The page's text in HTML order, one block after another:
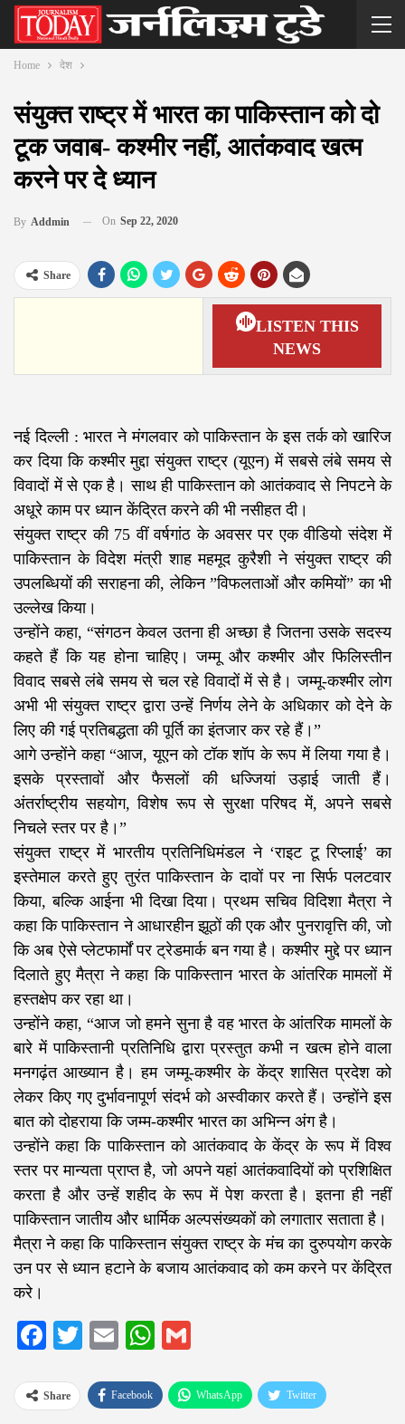
Home देश
संयुक्त राष्ट्र में भारत का पाकिस्तान को दो
टूक जवाब- कश्मीर नहीं, आतंकवाद खत्म
करने पर दे ध्यान
By Addmin On Sep 22, 2020
Share
LISTEN THIS
NEWS
नई दिल्ली : भारत ने मंगलवार को पाकिस्तान के इस तर्क को खारिज
कर दिया कि कश्मीर मुद्दा संयुक्त राष्ट्र (यूएन) में सबसे लंबे समय से
विवादों में से एक है। साथ ही पाकिस्तान को आतंकवाद से निपटने के
अधूरे काम पर ध्यान केंद्रित करने की भी नसीहत दी।
संयुक्त राष्ट्र की 75 वीं वर्षगांठ के अवसर पर एक वीडियो संदेश में
पाकिस्तान के विदेश मंत्री शाह महमूद कुरैशी ने संयुक्त राष्ट्र की
उपलब्धियों की सराहना की, लेकिन ”विफलताओं और कमियों” का भी
उल्लेख किया।
उन्होंने कहा, “संगठन केवल उतना ही अच्छा है जितना उसके सदस्य
कहते हैं कि यह होना चाहिए। जम्मू और कश्मीर और फिलिस्तीन
विवाद सबसे लंबे समय से चल रहे विवादों में से है। जम्मू-कश्मीर लोग
अभी भी संयुक्त राष्ट्र द्वारा उन्हें निर्णय लेने के अधिकार को देने के
लिए की गई प्रतिबद्धता की पूर्ति का इंतजार कर रहे हैं।”
आगे उन्होंने कहा “आज, यूएन को टॉक शॉप के रूप में लिया गया है।
इसके प्रस्तावों और फैसलों की धज्जियां उड़ाई जाती हैं।
अंतर्राष्ट्रीय सहयोग, विशेष रूप से सुरक्षा परिषद में, अपने सबसे
निचले स्तर पर है।”
संयुक्त राष्ट्र में भारतीय प्रतिनिधिमंडल ने ‘राइट टू रिप्लाई’ का
इस्तेमाल करते हुए तुरंत पाकिस्तान के दावों पर ना सिर्फ पलटवार
किया, बल्कि आईना भी दिखा दिया। प्रथम सचिव विदिशा मैत्रा ने
कहा कि पाकिस्तान ने आधारहीन झूठों की एक और पुनरावृत्ति की, जो
कि अब ऐसे प्लेटफार्मों पर ट्रेडमार्क बन गया है। कश्मीर मुद्दे पर ध्यान
दिलाते हुए मैत्रा ने कहा कि पाकिस्तान भारत के आंतरिक मामलों में
हस्तक्षेप कर रहा था।
उन्होंने कहा, “आज जो हमने सुना है वह भारत के आंतरिक मामलों के
बारे में पाकिस्तानी प्रतिनिधि द्वारा प्रस्तुत कभी न खत्म होने वाला
मनगढ़ंत आख्यान है। हम जम्मू-कश्मीर के केंद्र शासित प्रदेश को
लेकर किए गए दुर्भावनापूर्ण संदर्भ को अस्वीकार करते हैं। उन्होंने इस
बात को दोहराया कि जम्म-कश्मीर भारत का अभिन्न अंग है।
उन्होंने कहा कि पाकिस्तान को आतंकवाद के केंद्र के रूप में विश्व
स्तर पर मान्यता प्राप्त है, जो अपने यहां आतंकवादियों को प्रशिक्षित
करता है और उन्हें शहीद के रूप में पेश करता है। इतना ही नहीं
पाकिस्तान जातीय और धार्मिक अल्पसंख्यकों को लगातार सताता है।
मैत्रा ने कहा कि पाकिस्तान संयुक्त राष्ट्र के मंच का दुरुपयोग करके
उन पर से ध्यान हटाने के बजाय आतंकवाद को कम करने पर केंद्रित
करे।
Facebook
TwitterEmailWhatsApp
Share Facebook WhatsApp Twitter